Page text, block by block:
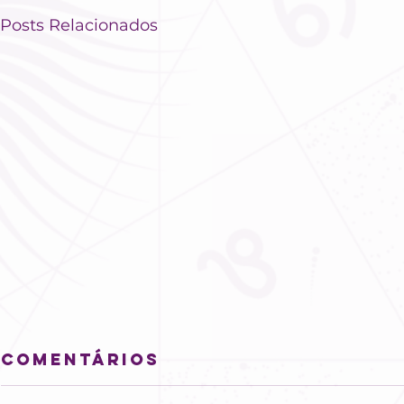
Posts Relacionados
Comentários